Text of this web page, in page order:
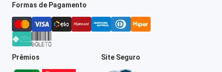
Formas de Pagamento
Prêmios Site Seguro